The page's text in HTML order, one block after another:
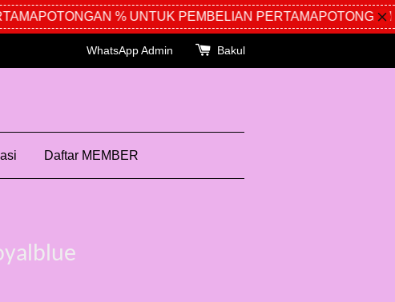
POTONGAN % UNTUK PEMBELIAN PERTAMAPOTONGAN
WhatsApp Admin Bakul
Daftar MEMBER